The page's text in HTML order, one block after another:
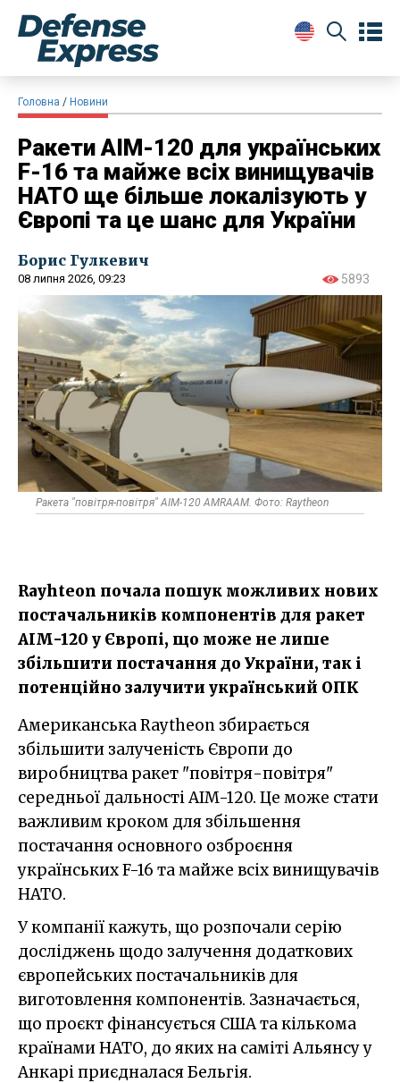
Головна Новини
Ракети AIM-120 для українських
F-16 та майже всіх винищувачів
НАТО ще більше локалізують у
Європі та це шанс для України
Борис Гулкевич
08 липня 2026, 09:23 5893
Ракета "повітря-повітря" AIM-120 AMRAAM. Фото: Raytheon
Rayhteon почала пошук можливих нових
постачальників компонентів для ракет
AIM-120 у Європі, що може не лише
збільшити постачання до України, так і
потенційно залучити український ОПК
Американська Raytheon збирається
збільшити залученість Європи до
виробництва ракет "повітря-повітря"
середньої дальності AIM-120. Це може стати
важливим кроком для збільшення
постачання основного озброєння
українських F-16 та майже всіх винищувачів
НАТО.
У компанії кажуть, що розпочали серію
досліджень щодо залучення додаткових
європейських постачальників для
виготовлення компонентів. Зазначається,
що проєкт фінансується США та кількома
країнами НАТО, до яких на саміті Альянсу у
Анкарі приєдналася Бельгія.